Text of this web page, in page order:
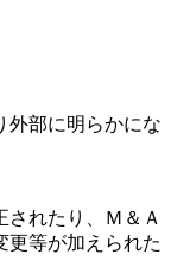
部に明らかにな
れたり、Ｍ＆Ａ
更等が加えられた